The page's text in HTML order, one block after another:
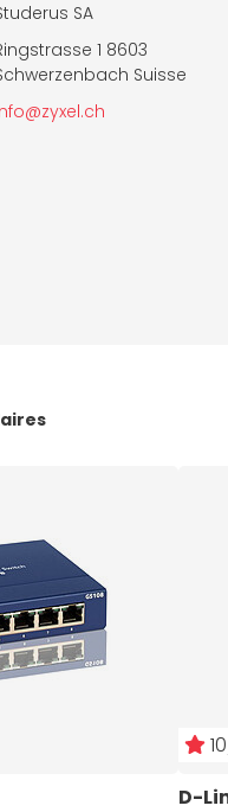
SA
1 8603
Suisse
D-